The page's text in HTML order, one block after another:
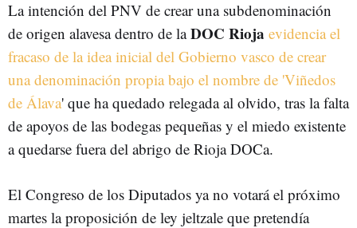
La intención del PNV de crear una subdenominación
de origen alavesa dentro de laDOC Rioja evidencia el
fracaso de la idea inicial del Gobierno vasco de crear
una denominación propia bajo el nombre de 'Viñedos
de Álava' que ha quedado relegada al olvido, tras la falta
de apoyos de las bodegas pequeñas y el miedo existente
a quedarse fuera del abrigo de Rioja DOCa.
El Congreso de los Diputados ya no votará el próximo
martes la proposición de ley jeltzale que pretendía